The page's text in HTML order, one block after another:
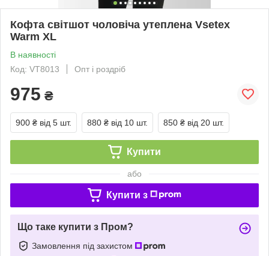
Кофта світшот чоловіча утеплена Vsetex
Warm XL
В наявності
Код: VT8013
Опт і роздріб
975 ₴
900 ₴ від 5 шт. 880 ₴ від 10 шт. 850 ₴ від 20 шт.
Купити
або
Купити з
Що таке купити з Пром?
Замовлення під захистом